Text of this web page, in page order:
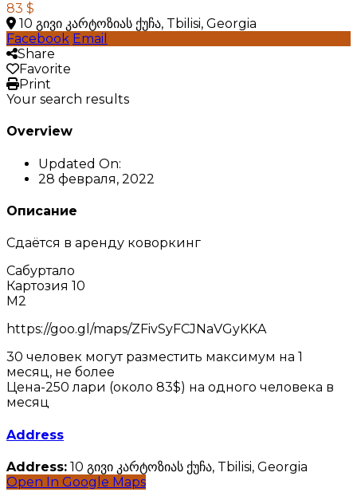
83 $
10 გივი კარტოზიას ქუჩა, Tbilisi, Georgia
Facebook Email
Share
Favorite
Print
Your search results
Overview
Updated On:
28 февраля, 2022
Описание
Сдаётся в аренду коворкинг
Сабуртало
Картозия 10
М2
https://goo.gl/maps/ZFivSyFCJNaVGyKKA
30 человек могут разместить максимум на 1
месяц, не более
Цена-250 лари (около 83$) на одного человека в
месяц
Address
Address: 10 გივი კარტოზიას ქუჩა, Tbilisi, Georgia
Open In Google Maps